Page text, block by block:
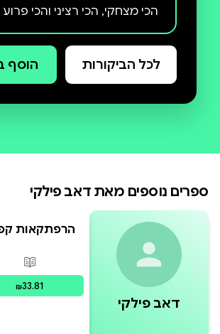
הכי מצחקי, הכי רציני והכי פרוע
שפגשתם – בואו למועדון
סופר גור! כאן תמצאו סיפורים,
הסברים וחברים חדשים לדרך,
סיפור הוא הרפתקה וכל ציור
לכל הביקורות הוסף
ספרים נוספים מאת דאב פילקי
דאב פילקי
הרפתקאות
₪33.81